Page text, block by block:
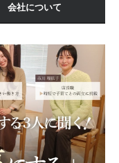
会社について